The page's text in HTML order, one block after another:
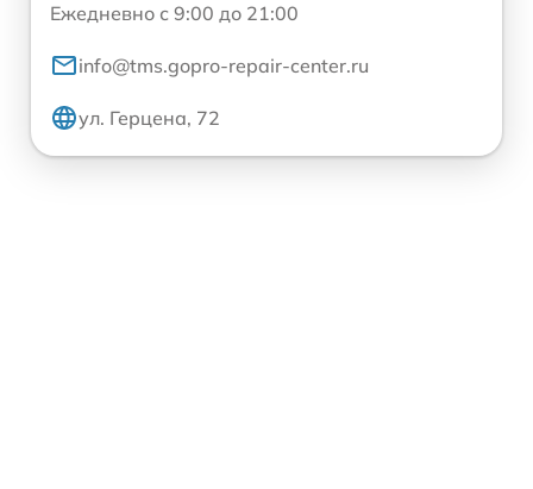
Ежедневно с 9:00 до 21:00
info@tms.gopro-repair-center.ru
ул. Герцена, 72